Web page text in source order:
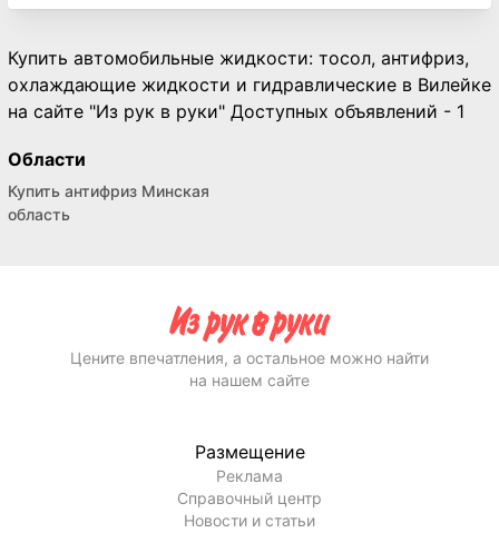
Купить автомобильные жидкости: тосол, антифриз,
охлаждающие жидкости и гидравлические в Вилейке
на сайте "Из рук в руки" Доступных объявлений - 1
Области
Купить антифриз Минская
область
Цените впечатления, а остальное можно найти
на нашем сайте
Размещение
Реклама
Справочный центр
Новости и статьи